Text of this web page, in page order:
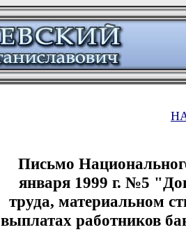
Письмо
января 1999 г. №5
труда, материальном
выплатах работников